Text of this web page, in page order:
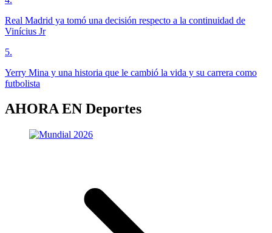
Real Madrid ya tomó una decisión respecto a la continuidad de
Vinícius Jr
5.
Yerry Mina y una historia que le cambió la vida y su carrera como
futbolista
AHORA EN Deportes